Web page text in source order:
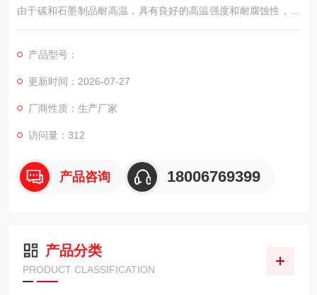
由于碳和石墨制品耐高温，具有良好的高温强度和耐腐蚀性，许
多冶金炉衬可以用碳块建造，如炉底、炼铁炉炉缸和炉腹、铁合
贵金属和稀有金属的坩埚，熔化石英玻璃和其他石墨坩埚，也是
由石墨坯加工制成的。碳和石墨制品作为耐火材料不应用于氧化
产品型号：
更新时间：2026-07-27
厂商性质：生产厂家
访问量：312
产品咨询 18006769399
产品分类
PRODUCT CLASSIFICATION